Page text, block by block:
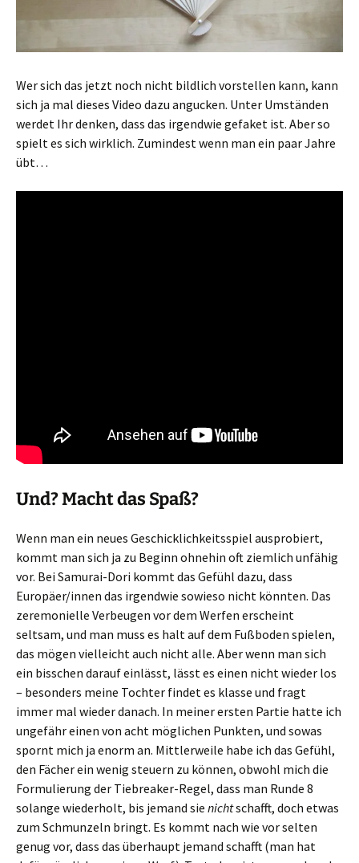
Wer sich das jetzt noch nicht bildlich vorstellen kann, kann
sich ja mal dieses Video dazu angucken. Unter Umständen
werdet Ihr denken, dass das irgendwie gefaket ist. Aber so
spielt es sich wirklich. Zumindest wenn man ein paar Jahre
übt…
Und? Macht das Spaß?
Wenn man ein neues Geschicklichkeitsspiel ausprobiert,
kommt man sich ja zu Beginn ohnehin oft ziemlich unfähig
vor. Bei Samurai-Dori kommt das Gefühl dazu, dass
Europäer/innen das irgendwie sowieso nicht könnten. Das
zeremonielle Verbeugen vor dem Werfen erscheint
seltsam, und man muss es halt auf dem Fußboden spielen,
das mögen vielleicht auch nicht alle. Aber wenn man sich
ein bisschen darauf einlässt, lässt es einen nicht wieder los
– besonders meine Tochter findet es klasse und fragt
immer mal wieder danach. In meiner ersten Partie hatte ich
ungefähr einen von acht möglichen Punkten, und sowas
spornt mich ja enorm an. Mittlerweile habe ich das Gefühl,
den Fächer ein wenig steuern zu können, obwohl mich die
Formulierung der Tiebreaker-Regel, dass man Runde 8
solange wiederholt, bis jemand sie nichtschafft, doch etwas
zum Schmunzeln bringt. Es kommt nach wie vor selten
genug vor, dass das überhaupt jemand schafft (man hat